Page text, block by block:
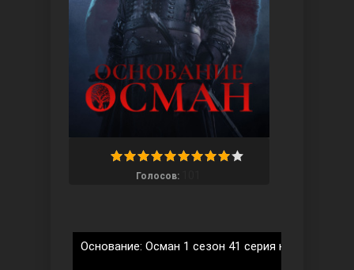
Ты назови
Голосов:
Основание: Осман 1 сезон 41 серия на русском